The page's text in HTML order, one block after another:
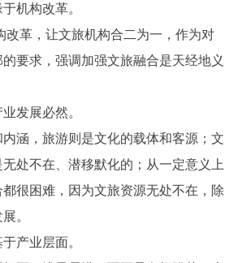
机构改革。
改革，让文旅机构合二为一，作为对
要求，强调加强文旅融合是天经地义
发展必然。
涵，旅游则是文化的载体和客源；文
处不在、潜移默化的；从一定意义上
很困难，因为文旅资源无处不在，除
。
产业层面。